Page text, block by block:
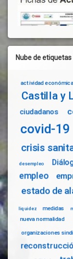
Nube de etiquetas
actividad económica
Castilla y
ciudadanos
covid-19
crisis
desempleo
empleo
estado de
liquidez medidas
nueva normalidad
organizaciones